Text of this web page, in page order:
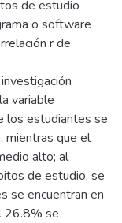
de estudio
o software
r de
variable
los estudiantes se
mientras que el
alto; al
de estudio, se
se encuentran en
26.8% se